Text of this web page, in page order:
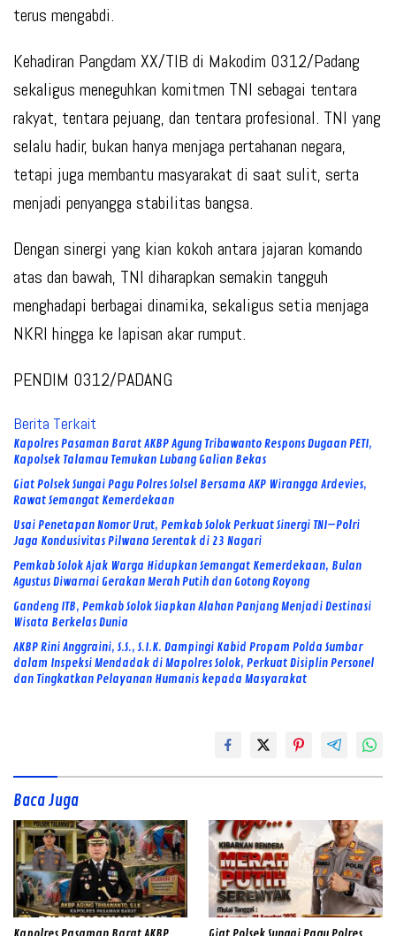
terus mengabdi.
Kehadiran Pangdam XX/TIB di Makodim 0312/Padang
sekaligus meneguhkan komitmen TNI sebagai tentara
rakyat, tentara pejuang, dan tentara profesional. TNI yang
selalu hadir, bukan hanya menjaga pertahanan negara,
tetapi juga membantu masyarakat di saat sulit, serta
menjadi penyangga stabilitas bangsa.
Dengan sinergi yang kian kokoh antara jajaran komando
atas dan bawah, TNI diharapkan semakin tangguh
menghadapi berbagai dinamika, sekaligus setia menjaga
NKRI hingga ke lapisan akar rumput.
PENDIM 0312/PADANG
Berita Terkait
Kapolres Pasaman Barat AKBP Agung Tribawanto Respons Dugaan PETI,
Kapolsek Talamau Temukan Lubang Galian Bekas
Giat Polsek Sungai Pagu Polres Solsel Bersama AKP Wirangga Ardevies,
Rawat Semangat Kemerdekaan
Usai Penetapan Nomor Urut, Pemkab Solok Perkuat Sinergi TNI–Polri
Jaga Kondusivitas Pilwana Serentak di 23 Nagari
Pemkab Solok Ajak Warga Hidupkan Semangat Kemerdekaan, Bulan
Agustus Diwarnai Gerakan Merah Putih dan Gotong Royong
Gandeng ITB, Pemkab Solok Siapkan Alahan Panjang Menjadi Destinasi
Wisata Berkelas Dunia
AKBP Rini Anggraini, S.S., S.I.K. Dampingi Kabid Propam Polda Sumbar
dalam Inspeksi Mendadak di Mapolres Solok, Perkuat Disiplin Personel
dan Tingkatkan Pelayanan Humanis kepada Masyarakat
Baca Juga